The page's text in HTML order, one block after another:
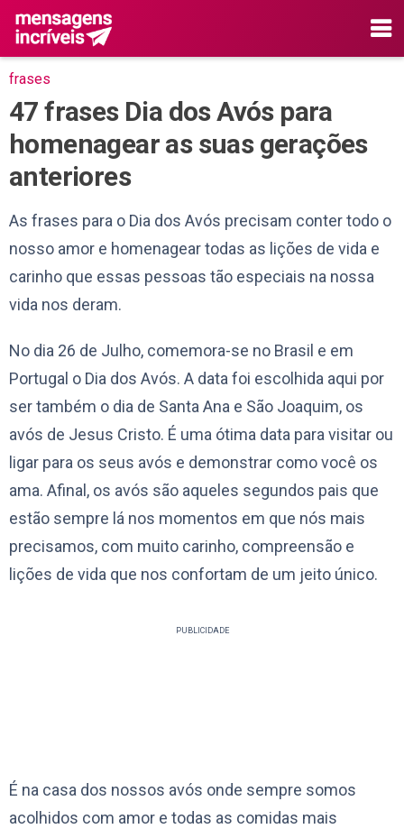
frases
47 frases Dia dos Avós para
homenagear as suas gerações
anteriores
As frases para o Dia dos Avós precisam conter todo o
nosso amor e homenagear todas as lições de vida e
carinho que essas pessoas tão especiais na nossa
vida nos deram.
No dia 26 de Julho, comemora-se no Brasil e em
Portugal o Dia dos Avós. A data foi escolhida aqui por
ser também o dia de Santa Ana e São Joaquim, os
avós de Jesus Cristo. É uma ótima data para visitar ou
ligar para os seus avós e demonstrar como você os
ama. Afinal, os avós são aqueles segundos pais que
estão sempre lá nos momentos em que nós mais
precisamos, com muito carinho, compreensão e
lições de vida que nos confortam de um jeito único.
PUBLICIDADE
É na casa dos nossos avós onde sempre somos
acolhidos com amor e todas as comidas mais